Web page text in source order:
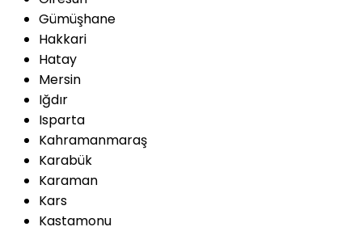
Gümüşhane
Hakkari
Hatay
Mersin
Iğdır
Isparta
Kahramanmaraş
Karabük
Karaman
Kars
Kastamonu